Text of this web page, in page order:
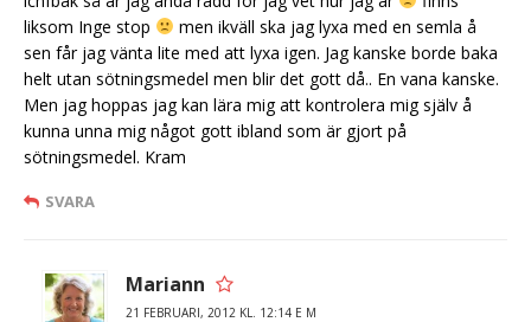
liksom Inge stop
men ikväll ska jag lyxa med en semla å
sen får jag vänta lite med att lyxa igen. Jag kanske borde baka
helt utan sötningsmedel men blir det gott då.. En vana kanske.
Men jag hoppas jag kan lära mig att kontrolera mig själv å
kunna unna mig något gott ibland som är gjort på
sötningsmedel. Kram
SVARA
Mariann
21 FEBRUARI, 2012 KL. 12:14 E M